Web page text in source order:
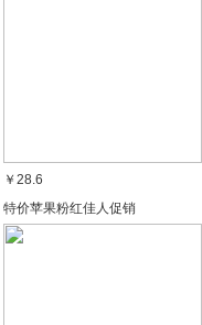
￥28.6
特价苹果粉红佳人促销